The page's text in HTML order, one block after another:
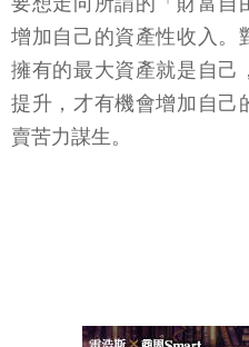
增加自己的資產性收入。
擁有的最大資產就是自己
提升，才有機會增加自己
賣苦力謀生。